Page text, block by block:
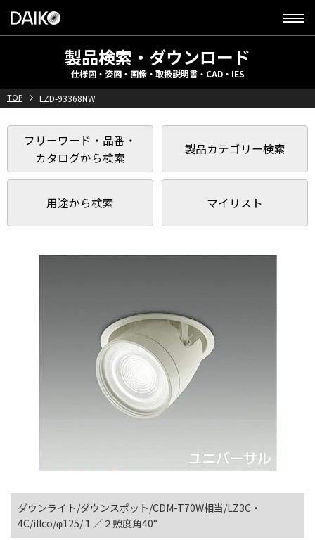
製品検索・ダウンロード
仕様図・姿図・画像・取扱説明書・CAD・IES
TOP LZD-93368NW
フリーワード・品番・
カタログから検索
製品カテゴリー検索
用途から検索 マイリスト
ダウンライト/ダウンスポット/CDM-T70W相当/LZ3C・
4C/illco/φ125/１／２照度角40°